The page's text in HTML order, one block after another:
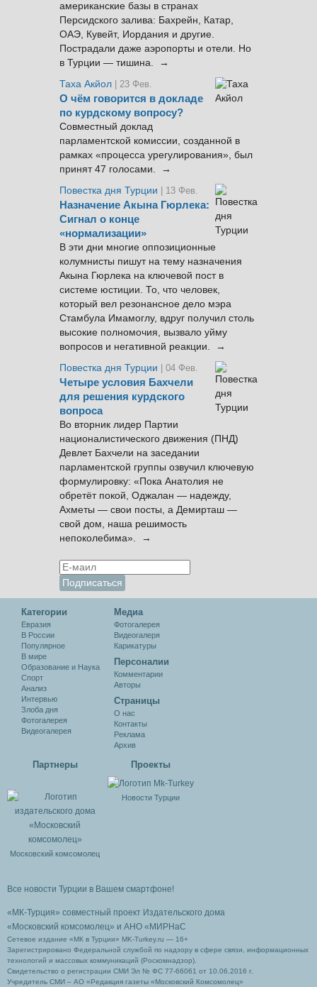
американские базы в странах
Персидского залива: Бахрейн, Катар,
ОАЭ, Кувейт, Иордания и другие.
Пострадали даже аэропорты и отели. Но
в Турции — тишина. →
Таха Акйол | 23 Фев.
О чём говорится в докладе
по курдскому вопросу?
Совместный доклад
парламентской комиссии, созданной в
рамках «процесса урегулирования», был
принят 47 голосами. →
Повестка дня Турции
| 13 Фев.
Назначение Акына Гюрлека:
Сигнал о конце
«нормализации»
В эти дни многие оппозиционные
колумнисты пишут на тему назначения
Акына Гюрлека на ключевой пост в
системе юстиции. То, что человек,
который вел резонансное дело мэра
Стамбула Имамоглу, вдруг получил столь
высокие полномочия, вызвало уйму
вопросов и негативной реакции. →
Повестка дня Турции
| 04 Фев.
Четыре условия Бахчели
для решения курдского
вопроса
Во вторник лидер Партии
националистического движения (ПНД)
Девлет Бахчели на заседании
парламентской группы озвучил ключевую
формулировку: «Пока Анатолия не
обретёт покой, Оджалан — надежду,
Ахметы — свои посты, а Демирташ —
свой дом, наша решимость
непоколебима». →
Категории
Евразия
В России
Популярное
В мире
Образование и Наука
Спорт
Анализ
Интервью
Злоба дня
Фотогалерея
Видеогалерея
Медиа
Фотогалерея
Видеогалеря
Карикатуры
Персоналии
Комментарии
Авторы
Cтраницы
О нас
Контакты
Реклама
Архив
Партнеры
Московский комсомолец
Проекты
Новости Турции
Все новости Турции в Вашем смартфоне!
«МК-Турция» совместный проект Издательского дома
«Московский комсомолец» и АНО «МИРНаС
Сетевое издание «МК в Турции» MK-Turkey.ru — 16+
Зарегистрировано Федеральной службой по надзору в сфере связи, информационных
технологий и массовых коммуникаций (Роскомнадзор).
Свидетельство о регистрации СМИ Эл № ФС 77-66061 от 10.06.2016 г.
Учредитель СМИ – АО «Редакция газеты «Московский Комсомолец»